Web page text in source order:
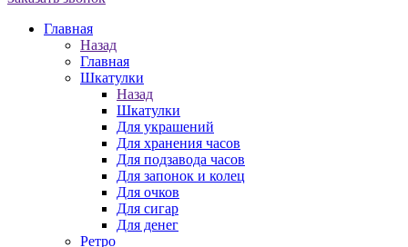
Главная
Назад
Главная
Шкатулки
Назад
Шкатулки
Для украшений
Для хранения часов
Для подзавода часов
Для запонок и колец
Для очков
Для сигар
Для денег
Ретро